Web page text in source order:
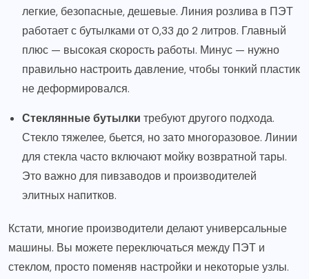
легкие, безопасные, дешевые. Линия розлива в ПЭТ
работает с бутылками от 0,33 до 2 литров. Главный
плюс — высокая скорость работы. Минус — нужно
правильно настроить давление, чтобы тонкий пластик
не деформировался.
Стеклянные бутылки требуют другого подхода.
Стекло тяжелее, бьется, но зато многоразовое. Линии
для стекла часто включают мойку возвратной тары.
Это важно для пивзаводов и производителей
элитных напитков.
Кстати, многие производители делают универсальные
машины. Вы можете переключаться между ПЭТ и
стеклом, просто поменяв настройки и некоторые узлы.